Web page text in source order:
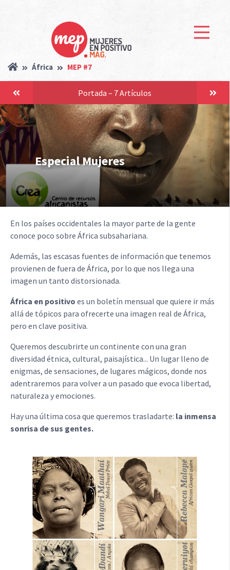
África MEP #7
Especial Mujeres
Portada – 7 Artículos
En los países occidentales la mayor parte de la gente
conoce poco sobre África subsahariana.
Además, las escasas fuentes de información que tenemos
provienen de fuera de África, por lo que nos llega una
imagen un tanto distorsionada.
África en positivo es un boletín mensual que quiere ir más
allá de tópicos para ofrecerte una imagen real de África,
pero en clave positiva.
Queremos descubrirte un continente con una gran
diversidad étnica, cultural, paisajística... Un lugar lleno de
enigmas, de sensaciones, de lugares mágicos, donde nos
adentraremos para volver a un pasado que evoca libertad,
naturaleza y emociones.
Hay una última cosa que queremos trasladarte: la inmensa
sonrisa de sus gentes.